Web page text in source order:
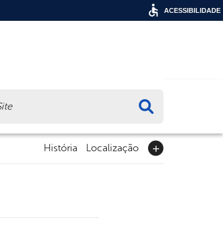
História Localização
ACESSIBILIDADE